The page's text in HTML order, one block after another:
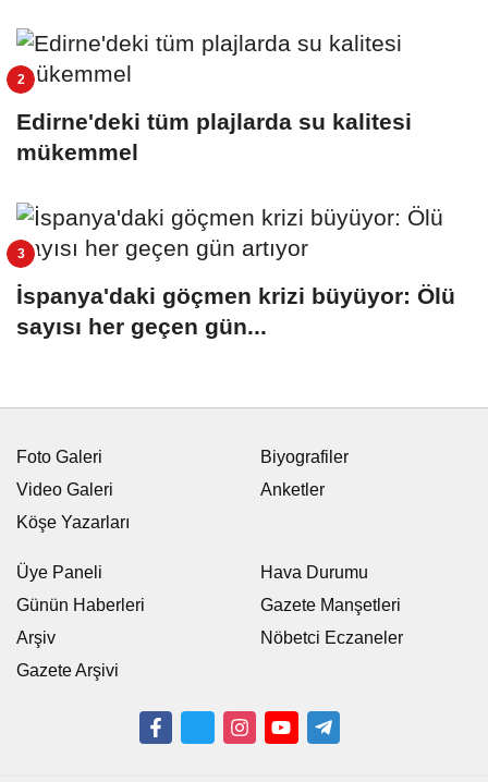
Edirne'deki tüm plajlarda su kalitesi
mükemmel
İspanya'daki göçmen krizi büyüyor: Ölü
sayısı her geçen gün...
Foto Galeri
Video Galeri
Köşe Yazarları
Biyografiler
Anketler
Üye Paneli
Günün Haberleri
Arşiv
Gazete Arşivi
Hava Durumu
Gazete Manşetleri
Nöbetci Eczaneler